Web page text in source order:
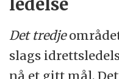
ledelse
Det tredje
slags
nå et gitt mål.